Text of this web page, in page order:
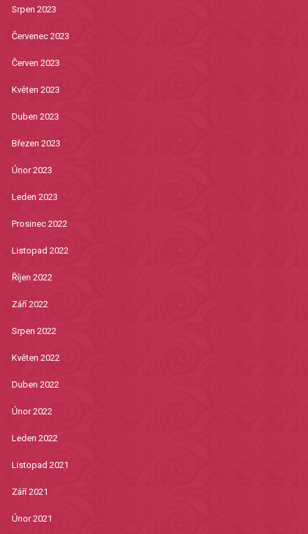
Srpen 2023
Červenec 2023
Červen 2023
Květen 2023
Duben 2023
Březen 2023
Únor 2023
Leden 2023
Prosinec 2022
Listopad 2022
Říjen 2022
Září 2022
Srpen 2022
Květen 2022
Duben 2022
Únor 2022
Leden 2022
Listopad 2021
Září 2021
Únor 2021